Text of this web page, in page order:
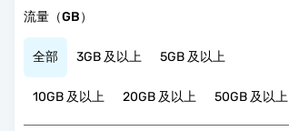
流量（GB）
全部 3GB 及以上 5GB 及以上
10GB 及以上 20GB 及以上 50GB 及以上